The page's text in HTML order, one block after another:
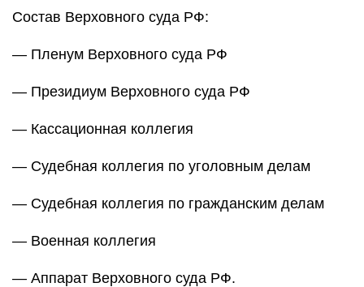
Состав Верховного суда РФ:
— Пленум Верховного суда РФ
— Президиум Верховного суда РФ
— Кассационная коллегия
— Судебная коллегия по уголовным делам
— Судебная коллегия по гражданским делам
— Военная коллегия
— Аппарат Верховного суда РФ.